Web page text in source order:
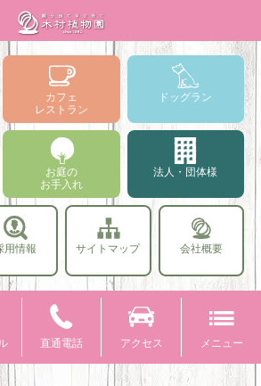
カフェ
レストラン
ドッグラン
お庭の
お手入れ
法人・団体様
用情報 サイトマップ 会社概要
直通電話 アクセス メニュー